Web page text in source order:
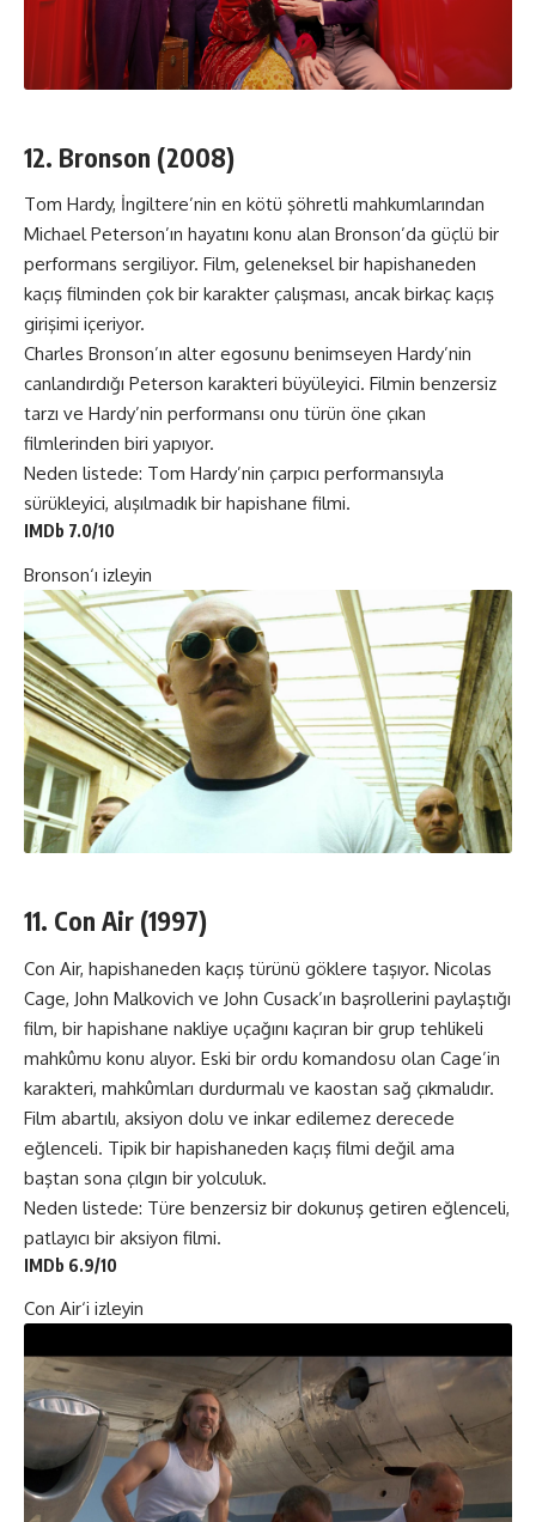
12. Bronson (2008)
Tom Hardy, İngiltere’nin en kötü şöhretli mahkumlarından
Michael Peterson’ın hayatını konu alan Bronson’da güçlü bir
performans sergiliyor. Film, geleneksel bir hapishaneden
kaçış filminden çok bir karakter çalışması, ancak birkaç kaçış
girişimi içeriyor.
Charles Bronson’ın alter egosunu benimseyen Hardy’nin
canlandırdığı Peterson karakteri büyüleyici. Filmin benzersiz
tarzı ve Hardy’nin performansı onu türün öne çıkan
filmlerinden biri yapıyor.
Neden listede: Tom Hardy’nin çarpıcı performansıyla
sürükleyici, alışılmadık bir hapishane filmi.
IMDb 7.0/10
Bronson‘ı izleyin
11. Con Air (1997)
Con Air, hapishaneden kaçış türünü göklere taşıyor. Nicolas
Cage, John Malkovich ve John Cusack’ın başrollerini paylaştığı
film, bir hapishane nakliye uçağını kaçıran bir grup tehlikeli
mahkûmu konu alıyor. Eski bir ordu komandosu olan Cage’in
karakteri, mahkûmları durdurmalı ve kaostan sağ çıkmalıdır.
Film abartılı, aksiyon dolu ve inkar edilemez derecede
eğlenceli. Tipik bir hapishaneden kaçış filmi değil ama
baştan sona çılgın bir yolculuk.
Neden listede: Türe benzersiz bir dokunuş getiren eğlenceli,
patlayıcı bir aksiyon filmi.
IMDb 6.9/10
Con Air‘i izleyin